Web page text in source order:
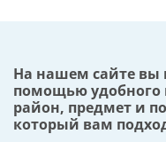
На нашем сайте вы
помощью удобного
район, предмет и
который вам